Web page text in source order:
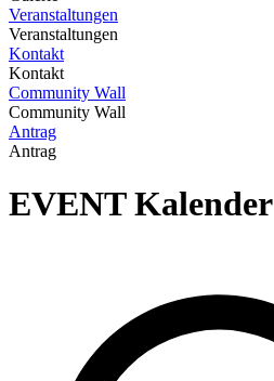
Veranstaltungen
Veranstaltungen
Kontakt
Kontakt
Community Wall
Community Wall
Antrag
Antrag
EVENTKalender